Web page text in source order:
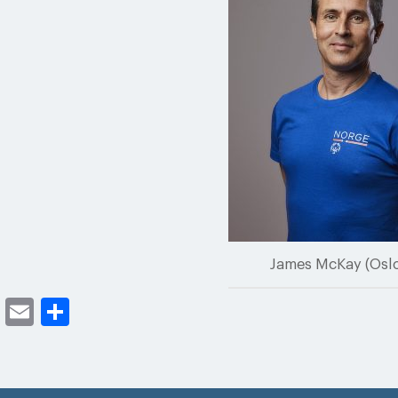
James McKay
Email